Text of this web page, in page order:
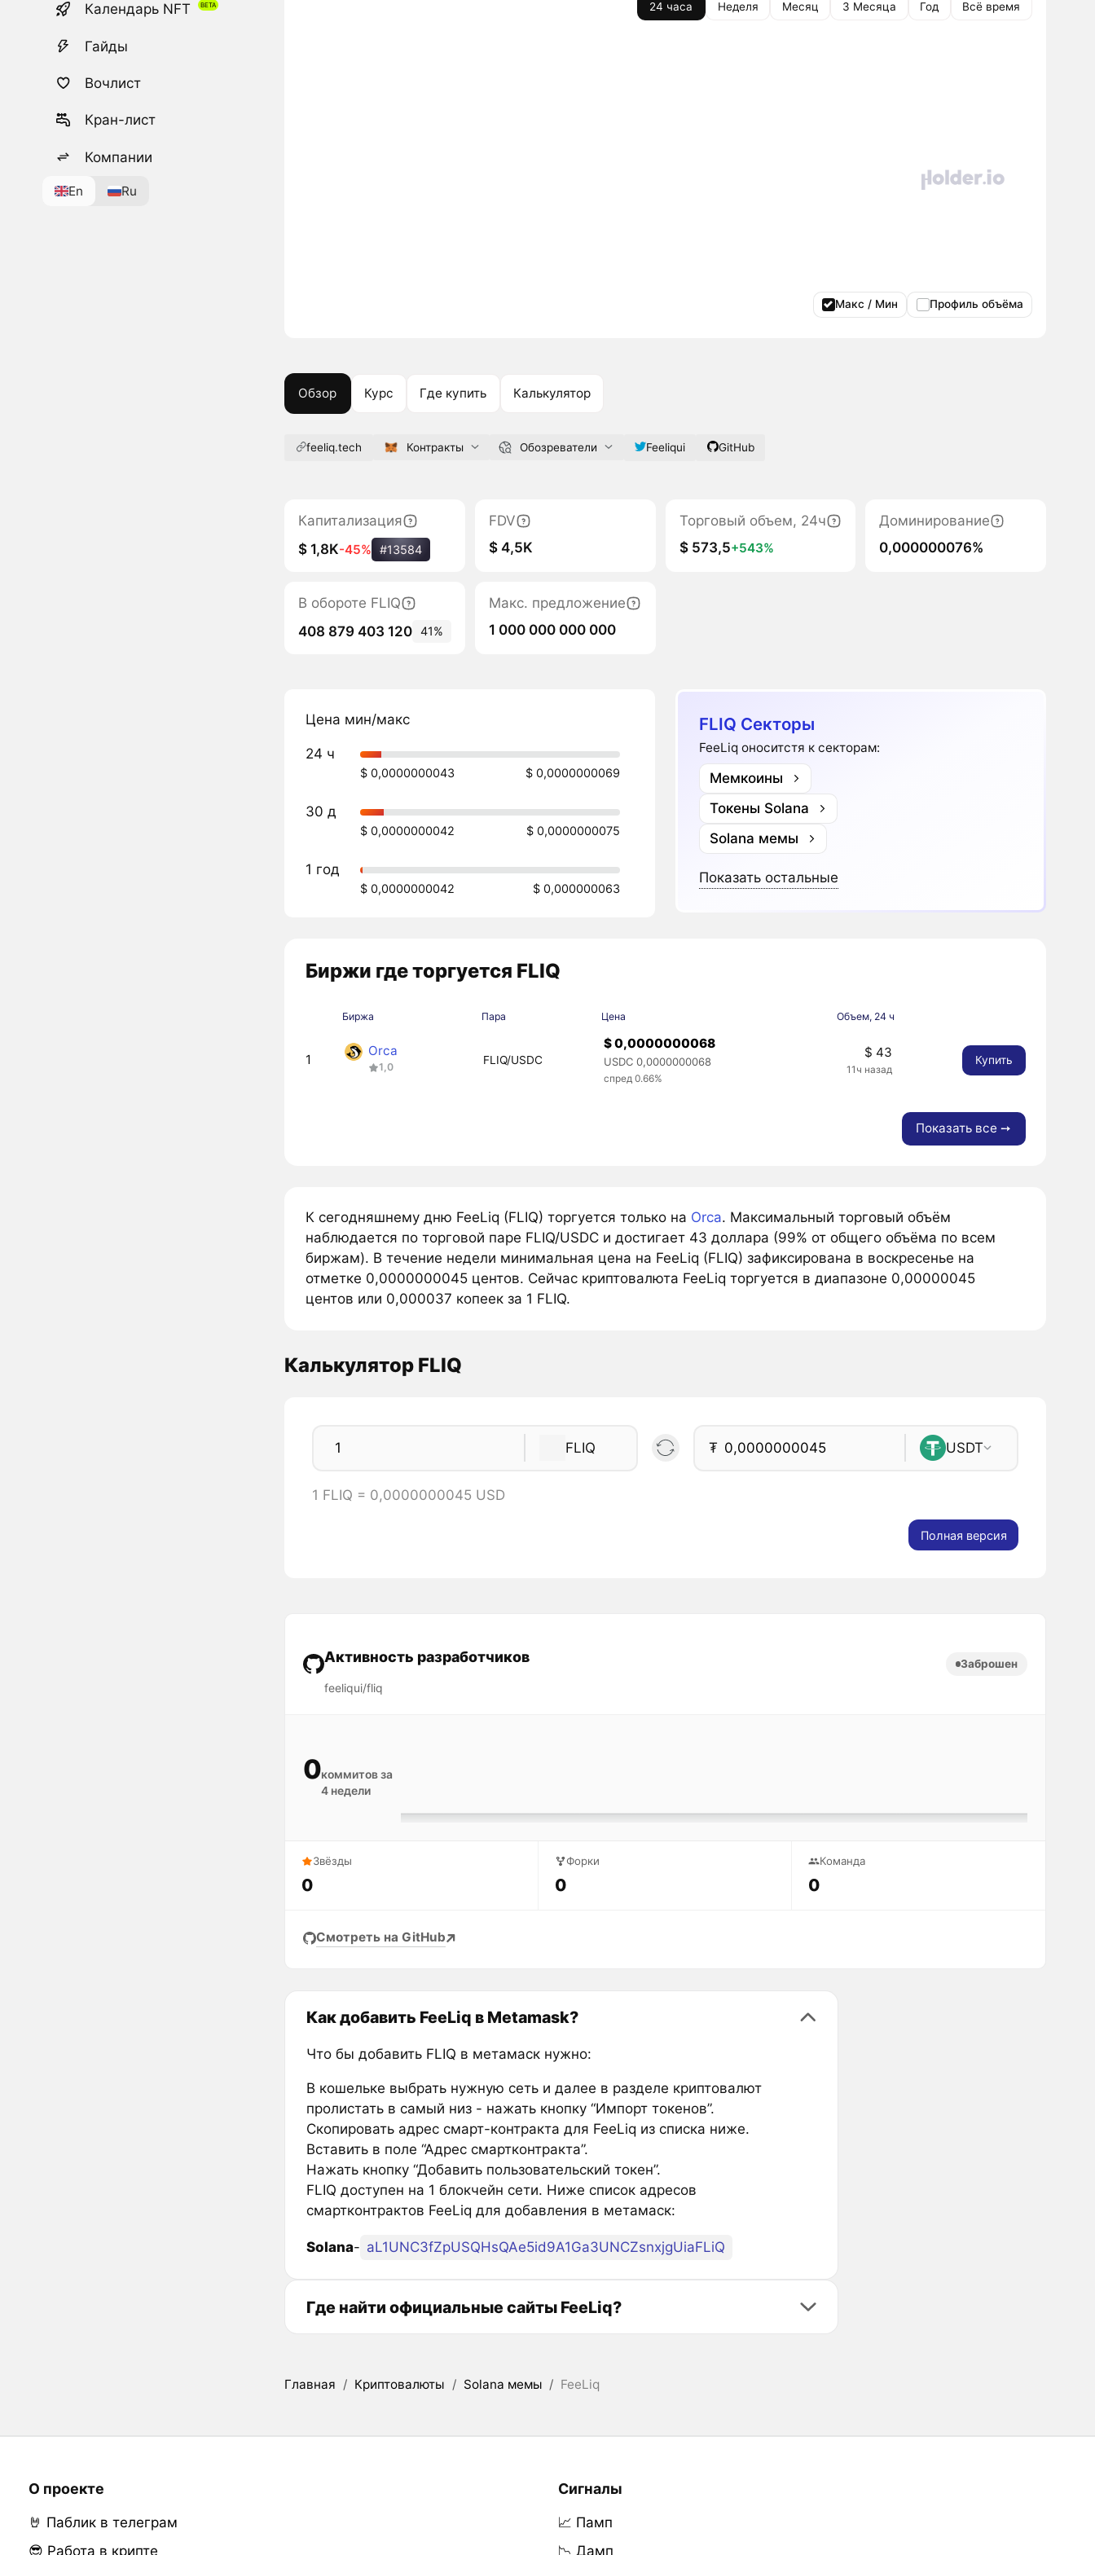
Календарь NFT
Гайды
Вочлист
Кран-лист
Компании
En Ru
24 часа Неделя Месяц 3 Месяца Год Всё время
Макс / Мин Профиль объёма
Обзор Курс Где купить Калькулятор
feeliq.tech Контракты Обозреватели Feeliqui GitHub
Капитализация
$ 1,8K-45% #13584
FDV
$ 4,5K
Торговый объем, 24ч
$ 573,5+543%
Доминирование
0,000000076%
В обороте FLIQ
408 879 403 120 41%
Макс. предложение
1 000 000 000 000
Цена мин/макс
24 ч
$ 0,0000000043 $ 0,0000000069
30 д
$ 0,0000000042 $ 0,0000000075
1 год
$ 0,0000000042 $ 0,000000063
FLIQ Секторы
FeeLiq оноситстя к секторам:
Мемкоины
Токены Solana
Solana мемы
Показать остальные
Биржи где торгуется FLIQ
Биржа Пара Цена Объем, 24 ч
1
Orca
1,0
FLIQ/USDC
$ 0,0000000068
USDC 0,0000000068
спред 0.66%
$ 43
11ч назад
Купить
Показать все ➙
К сегодняшнему дню FeeLiq (FLIQ) торгуется только на Orca. Максимальный торговый объём
наблюдается по торговой паре FLIQ/USDC и достигает 43 доллара (99% от общего объёма по всем
биржам). В течение недели минимальная цена на FeeLiq (FLIQ) зафиксирована в воскресенье на
отметке 0,0000000045 центов. Сейчас криптовалюта FeeLiq торгуется в диапазоне 0,00000045
центов или 0,000037 копеек за 1 FLIQ.
Калькулятор FLIQ
FLIQ ₮ USDT
1 FLIQ = 0,0000000045 USD
Полная версия
Активность разработчиков
feeliqui/fliq
Заброшен
0коммитов за
4 недели
Звёзды
0
Форки
0
Команда
0
Смотреть на GitHub
Как добавить FeeLiq в Metamask?
Что бы добавить FLIQ в метамаск нужно:
В кошельке выбрать нужную сеть и далее в разделе криптовалют
пролистать в самый низ - нажать кнопку “Импорт токенов”.
Скопировать адрес смарт-контракта для FeeLiq из списка ниже.
Вставить в поле “Адрес смартконтракта”.
Нажать кнопку “Добавить пользовательский токен”.
FLIQ доступен на 1 блокчейн сети. Ниже список адресов
смартконтрактов FeeLiq для добавления в метамаск:
Solana- aL1UNC3fZpUSQHsQAe5id9A1Ga3UNCZsnxjgUiaFLiQ
Где найти официальные сайты FeeLiq?
Главная / Криптовалюты / Solana мемы / FeeLiq
О проекте
🤘 Паблик в телеграм
😎 Работа в крипте
Сигналы
📈 Памп
📉 Дамп